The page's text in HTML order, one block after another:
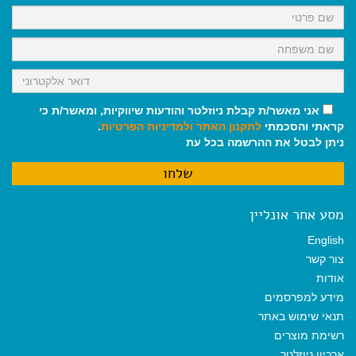
k
p
m
אני מאשר/ת קבלת ניוזלטר והודעות שיווקיות, ומאשר/ת כי
קראתי והסכמתי לתקנון האתר ולמדיניות הפרטיות.
ניתן לבטל את ההרשמה בכל עת
מסע אחר אונליין
English
צור קשר
אודות
מידע למפרסמים
תנאי שימוש באתר
רשימת מוצרים